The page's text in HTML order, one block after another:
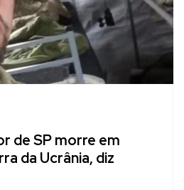
de SP morre em
da Ucrânia, diz